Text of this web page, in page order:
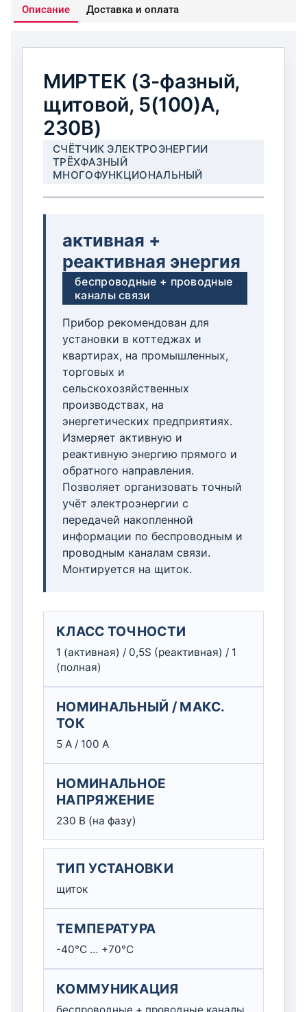
Описание Доставка и оплата
МИРТЕК (3-фазный,
щитовой, 5(100)А,
230В)
СЧЁТЧИК ЭЛЕКТРОЭНЕРГИИ
ТРЁХФАЗНЫЙ
МНОГОФУНКЦИОНАЛЬНЫЙ
активная +
реактивная энергия
беспроводные + проводные
каналы связи
Прибор рекомендован для
установки в коттеджах и
квартирах, на промышленных,
торговых и
сельскохозяйственных
производствах, на
энергетических предприятиях.
Измеряет активную и
реактивную энергию прямого и
обратного направления.
Позволяет организовать точный
учёт электроэнергии с
передачей накопленной
информации по беспроводным и
проводным каналам связи.
Монтируется на щиток.
КЛАСС ТОЧНОСТИ
1 (активная) / 0,5S (реактивная) / 1
(полная)
НОМИНАЛЬНЫЙ / МАКС.
ТОК
5 А / 100 А
НОМИНАЛЬНОЕ
НАПРЯЖЕНИЕ
230 В (на фазу)
ТИП УСТАНОВКИ
щиток
ТЕМПЕРАТУРА
-40°C … +70°C
КОММУНИКАЦИЯ